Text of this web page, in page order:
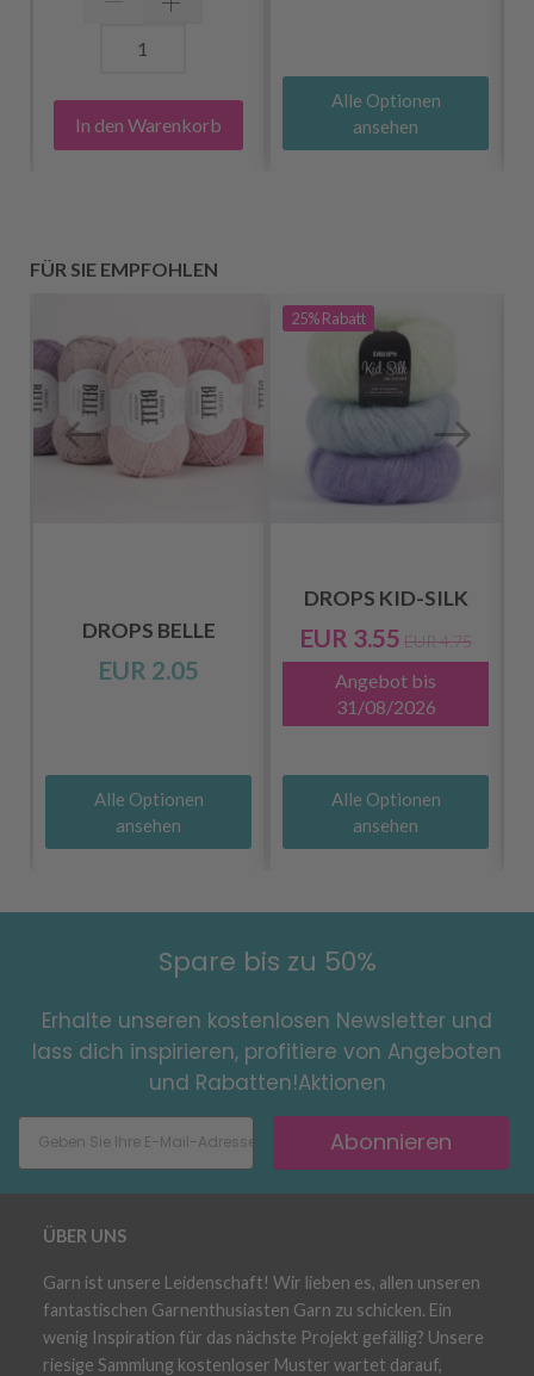
In den Warenkorb
Alle Optionen
ansehen
FÜR SIE EMPFOHLEN
DROPS BELLE
EUR 2.05
Alle Optionen
ansehen
25%Rabatt
DROPS KID-SILK
EUR 3.55 EUR 4.75
Angebot bis
31/08/2026
Alle Optionen
ansehen
Spare bis zu 50%
Erhalte unseren kostenlosen Newsletter und
lass dich inspirieren, profitiere von Angeboten
und Rabatten!Aktionen
Abonnieren
ÜBER UNS
Garn ist unsere Leidenschaft! Wir lieben es, allen unseren
fantastischen Garnenthusiasten Garn zu schicken. Ein
wenig Inspiration für das nächste Projekt gefällig? Unsere
riesige Sammlung kostenloser Muster wartet darauf,